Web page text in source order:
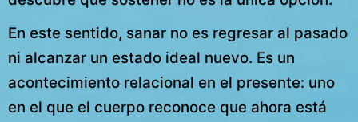
En este sentido, sanar no es regresar al pasado
ni alcanzar un estado ideal nuevo. Es un
acontecimiento relacional en el presente: uno
en el que el cuerpo reconoce que ahora está